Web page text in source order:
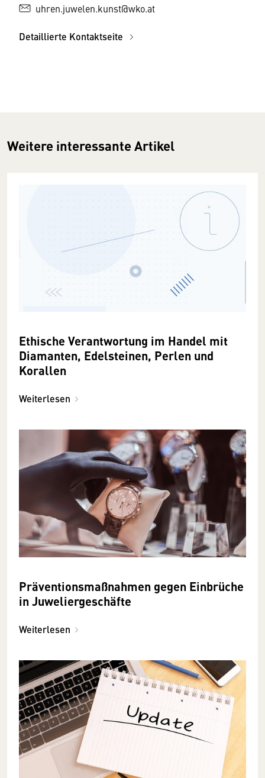
uhren.juwelen.kunst@wko.at
Detaillierte Kontaktseite
Weitere interessante Artikel
Ethische Verantwortung im Handel mit
Diamanten, Edelsteinen, Perlen und
Korallen
Weiterlesen
Präventionsmaßnahmen gegen Einbrüche
in Juweliergeschäfte
Weiterlesen